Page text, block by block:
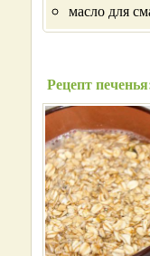
масло для
Рецепт